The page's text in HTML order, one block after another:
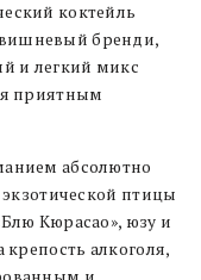
коктейль
бренди,
и легкий микс
приятным
абсолютно
птицы
Кюрасао», юзу и
алкоголя,